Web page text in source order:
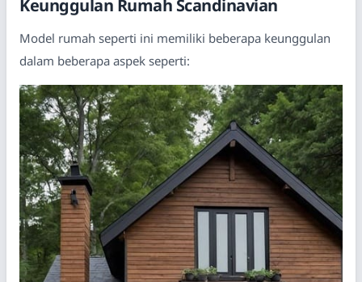
Keunggulan Rumah Scandinavian
Model rumah seperti ini memiliki beberapa keunggulan
dalam beberapa aspek seperti: